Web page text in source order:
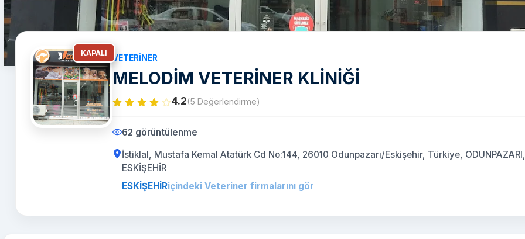
KAPALI
VETERINER
MELODİM VETERİNER KLİNİĞİ
4.2(5 Değerlendirme)
62 görüntülenme
İstiklal, Mustafa Kemal Atatürk Cd No:144, 26010 Odunpazarı/Eskişehir, Türkiye, ODUNPAZARI,
ESKİŞEHİR
ESKİŞEHİRiçindeki Veteriner firmalarını gör